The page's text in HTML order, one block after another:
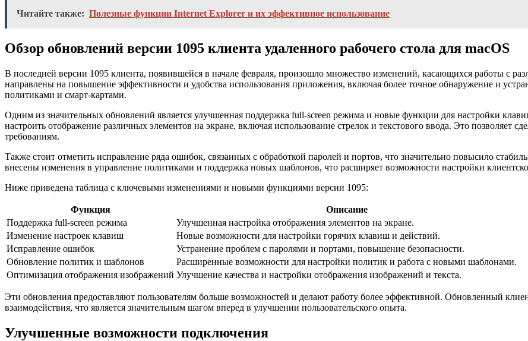
Читайте также: Полезные функции Internet Explorer и их эффективное использование
Обзор обновлений версии 1095 клиента удаленного рабочего стола для macOS
В последней версии 1095 клиента, появившейся в начале февраля, произошло множество изменений, касающихся работы с
направлены на повышение эффективности и удобства использования приложения, включая более точное обнаружение и
политиками и смарт-картами.
Одним из значительных обновлений является улучшенная поддержка full-screen режима и новые функции для настройки
настроить отображение различных элементов на экране, включая использование стрелок и текстового ввода. Это позволяет
требованиям.
Также стоит отметить исправление ряда ошибок, связанных с обработкой паролей и портов, что значительно повысило
внесены изменения в управление политиками и поддержка новых шаблонов, что расширяет возможности настройки
Ниже приведена таблица с ключевыми изменениями и новыми функциями версии 1095:
Функция
Описание
Поддержка full-screen режима
Улучшенная настройка отображения элементов на экране.
Изменение настроек клавиш
Новые возможности для настройки горячих клавиш и действий.
Исправление ошибок
Устранение проблем с паролями и портами, повышение безопасности.
Обновление политик и шаблонов
Расширенные возможности для настройки политик и работа с новыми шаблонами.
Оптимизация отображения изображений Улучшение качества и настройки отображения изображений и текста.
Эти обновления предоставляют пользователям больше возможностей и делают работу более эффективной. Обновленный
взаимодействия, что является значительным шагом вперед в улучшении пользовательского опыта.
Улучшенные возможности подключения